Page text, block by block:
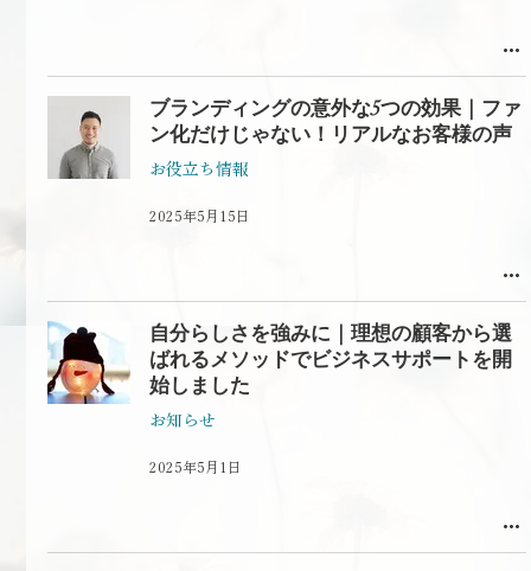
ブランディングの意外な5つの効果｜ファ
ン化だけじゃない！リアルなお客様の声
お役立ち情報
2025年5月15日
自分らしさを強みに｜理想の顧客から選
ばれるメソッドでビジネスサポートを開
始しました
お知らせ
2025年5月1日